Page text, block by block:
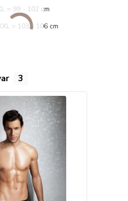
99 - 102 cm
= 103 - 106 cm
3